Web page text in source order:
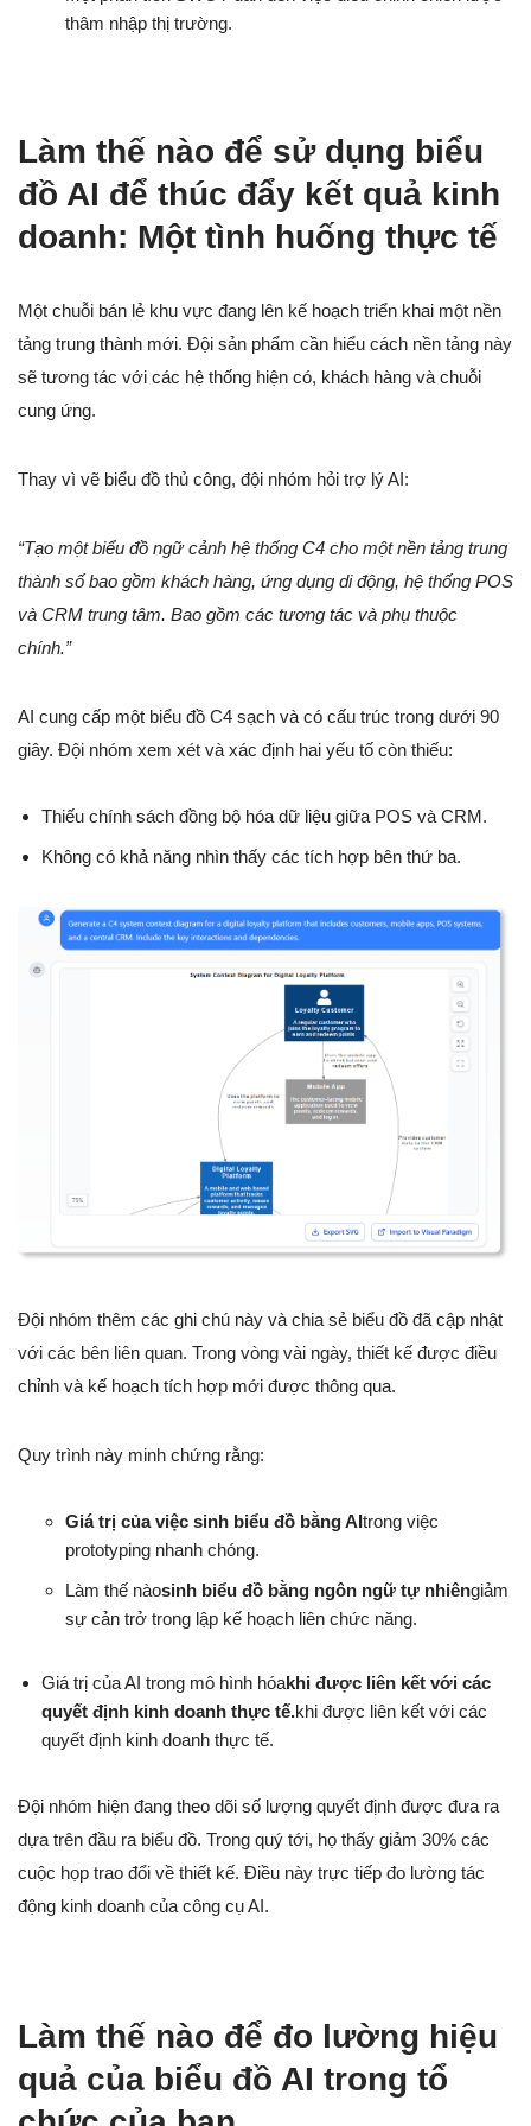
thâm nhập thị trường.
Làm thế nào để sử dụng biểu
đồ AI để thúc đẩy kết quả kinh
doanh: Một tình huống thực tế
Một chuỗi bán lẻ khu vực đang lên kế hoạch triển khai một nền
tảng trung thành mới. Đội sản phẩm cần hiểu cách nền tảng này
sẽ tương tác với các hệ thống hiện có, khách hàng và chuỗi
cung ứng.
Thay vì vẽ biểu đồ thủ công, đội nhóm hỏi trợ lý AI:
“Tạo một biểu đồ ngữ cảnh hệ thống C4 cho một nền tảng trung
thành số bao gồm khách hàng, ứng dụng di động, hệ thống POS
và CRM trung tâm. Bao gồm các tương tác và phụ thuộc
chính.”
AI cung cấp một biểu đồ C4 sạch và có cấu trúc trong dưới 90
giây. Đội nhóm xem xét và xác định hai yếu tố còn thiếu:
Thiếu chính sách đồng bộ hóa dữ liệu giữa POS và CRM.
Không có khả năng nhìn thấy các tích hợp bên thứ ba.
Đội nhóm thêm các ghi chú này và chia sẻ biểu đồ đã cập nhật
với các bên liên quan. Trong vòng vài ngày, thiết kế được điều
chỉnh và kế hoạch tích hợp mới được thông qua.
Quy trình này minh chứng rằng:
Giá trị của việc sinh biểu đồ bằng AItrong việc
prototyping nhanh chóng.
Làm thế nàosinh biểu đồ bằng ngôn ngữ tự nhiêngiảm
sự cản trở trong lập kế hoạch liên chức năng.
Giá trị của AI trong mô hình hóakhi được liên kết với các
quyết định kinh doanh thực tế.khi được liên kết với các
quyết định kinh doanh thực tế.
Đội nhóm hiện đang theo dõi số lượng quyết định được đưa ra
dựa trên đầu ra biểu đồ. Trong quý tới, họ thấy giảm 30% các
cuộc họp trao đổi về thiết kế. Điều này trực tiếp đo lường tác
động kinh doanh của công cụ AI.
Làm thế nào để đo lường hiệu
quả của biểu đồ AI trong tổ